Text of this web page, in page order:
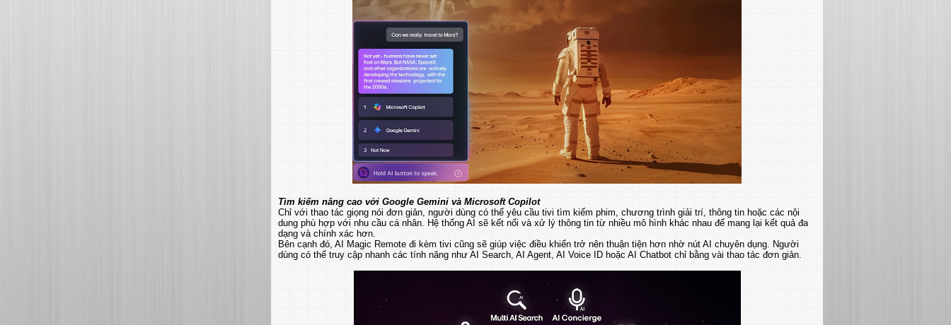
Tìm kiếm nâng cao với Google Gemini và Microsoft Copilot
Chỉ với thao tác giọng nói đơn giản, người dùng có thể yêu cầu tivi tìm kiếm phim, chương trình giải trí, thông tin hoặc các nội
dung phù hợp với nhu cầu cá nhân. Hệ thống AI sẽ kết nối và xử lý thông tin từ nhiều mô hình khác nhau để mang lại kết quả đa
dạng và chính xác hơn.
Bên cạnh đó, AI Magic Remote đi kèm tivi cũng sẽ giúp việc điều khiển trở nên thuận tiện hơn nhờ nút AI chuyên dụng. Người
dùng có thể truy cập nhanh các tính năng như AI Search, AI Agent, AI Voice ID hoặc AI Chatbot chỉ bằng vài thao tác đơn giản.